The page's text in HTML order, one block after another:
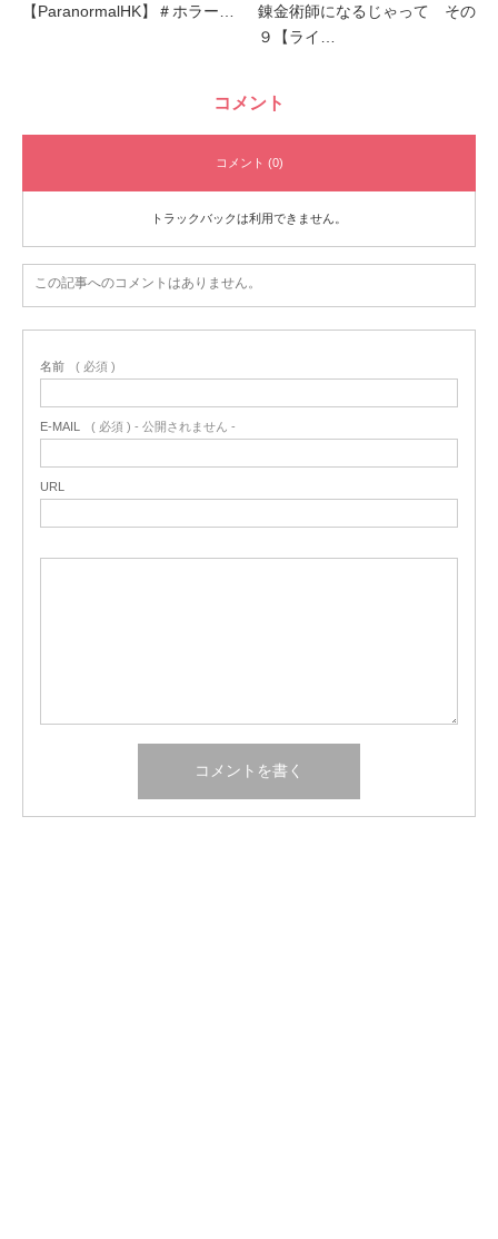
【ParanormalHK】＃ホラー…
錬金術師になるじゃって その
９【ライ…
コメント
コメント (0)
トラックバックは利用できません。
この記事へのコメントはありません。
名前 ( 必須 )
E-MAIL ( 必須 ) - 公開されません -
URL